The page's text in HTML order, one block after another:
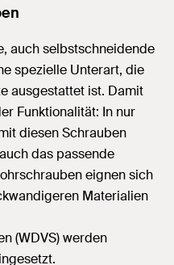
auch selbstschneidende
spezielle Unterart, die
ausgestattet ist. Damit
Funktionalität: In nur
diesen Schrauben
das passende
eignen sich
Materialien
(WDVS) werden